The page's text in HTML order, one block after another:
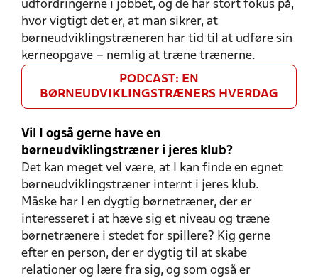
udfordringerne i jobbet, og de har stort fokus på,
hvor vigtigt det er, at man sikrer, at
børneudviklingstræneren har tid til at udføre sin
kerneopgave – nemlig at træne trænerne.
PODCAST: EN
BØRNEUDVIKLINGSTRÆNERS HVERDAG
Vil I også gerne have en
børneudviklingstræner i jeres klub?
Det kan meget vel være, at I kan finde en egnet
børneudviklingstræner internt i jeres klub.
Måske har I en dygtig børnetræner, der er
interesseret i at hæve sig et niveau og træne
børnetrænere i stedet for spillere? Kig gerne
efter en person, der er dygtig til at skabe
relationer og lære fra sig, og som også er